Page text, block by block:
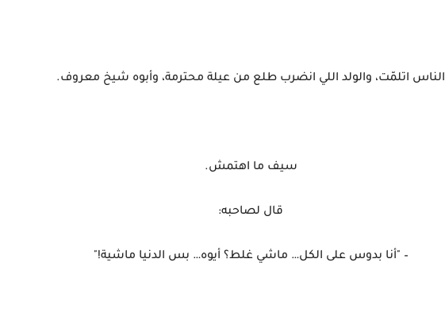
الناس اتلمّت، والولد اللي انضرب طلع من عيلة محترمة، وأبوه شيخ معروف.
سيف ما اهتمش.
قال لصاحبه:
– "أنا بدوس على الكل… ماشي غلط؟ أيوه… بس الدنيا ماشية!"